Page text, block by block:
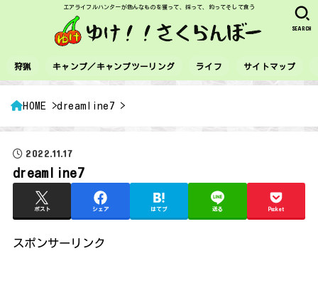
エアライフルハンターが色んなものを獲って、採って、釣ってそして食う
狩猟 キャンプ／キャンプツーリング ライフ サイトマップ
SEARCH
HOME dreamline7
2022.11.17
dreamline7
ポスト シェア はてブ 送る Pocket
スポンサーリンク